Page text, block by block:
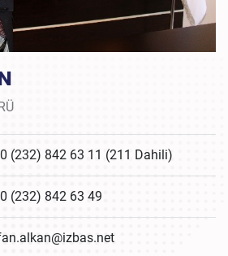
(232) 842 63 11 (211 Dahili)
(232) 842 63 49